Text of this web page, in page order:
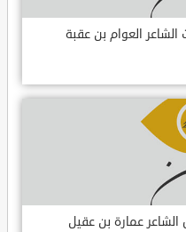
العوام بن عقبة
عمارة بن عقيل